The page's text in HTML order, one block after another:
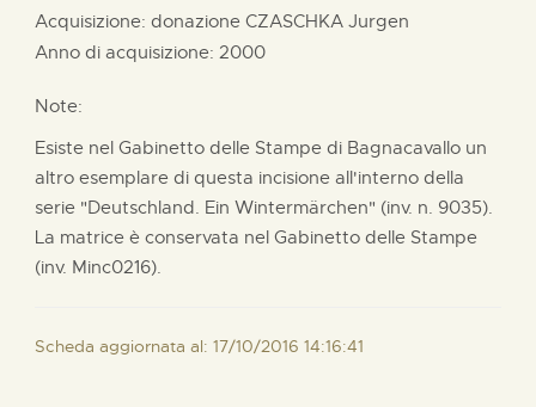
Acquisizione: donazione CZASCHKA Jurgen
Anno di acquisizione: 2000
Note:
Esiste nel Gabinetto delle Stampe di Bagnacavallo un
altro esemplare di questa incisione all'interno della
serie "Deutschland. Ein Wintermärchen" (inv. n. 9035).
La matrice è conservata nel Gabinetto delle Stampe
(inv. Minc0216).
Scheda aggiornata al: 17/10/2016 14:16:41